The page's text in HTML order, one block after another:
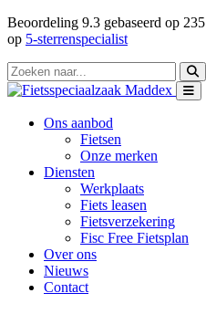
Beoordeling 9.3 gebaseerd op 235
op 5-sterrenspecialist
Ons aanbod
Fietsen
Onze merken
Diensten
Werkplaats
Fiets leasen
Fietsverzekering
Fisc Free Fietsplan
Over ons
Nieuws
Contact